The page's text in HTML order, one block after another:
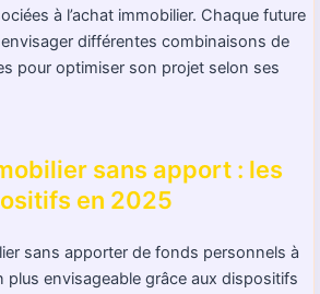
à l’achat immobilier. Chaque future
différentes combinaisons de
pour optimiser son projet selon ses
sans apport : les
en 2025
sans apporter de fonds personnels à
plus envisageable grâce aux dispositifs